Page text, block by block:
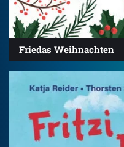
Friedas Weihnachten